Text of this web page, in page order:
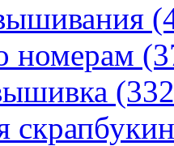
номерам